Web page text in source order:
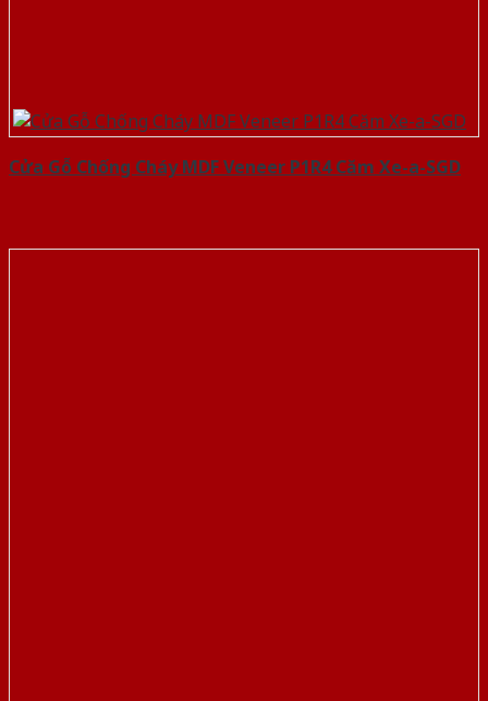
Cửa Gỗ Chống Cháy MDF Veneer P1R4 Căm Xe-a-SGD